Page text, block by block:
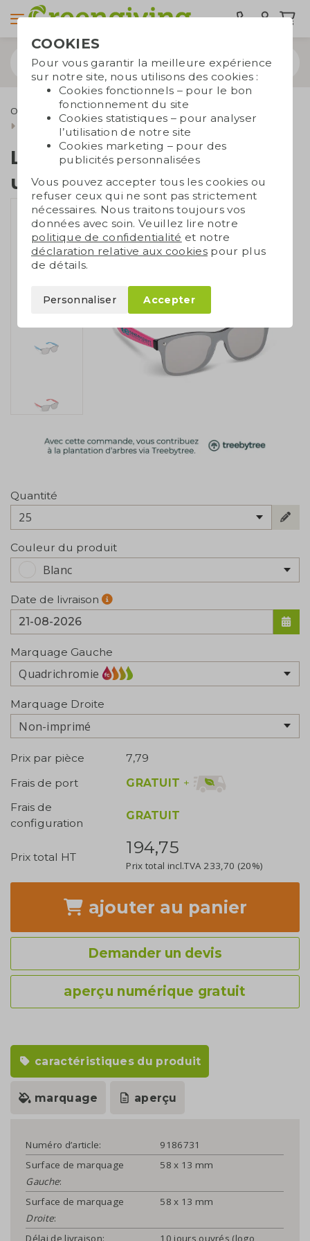
Outdoor & Loisirs
Lunettes de soleil
Lunettes de soleil avec uni-lentilles UV400
Lunettes de soleil avec
uni-lentilles UV400
Quantité
25
Couleur du produit
Blanc
Date de livraison
Marquage Gauche
Quadrichromie
Marquage Droite
Non-imprimé
Prix par pièce
7,79
Frais de port
GRATUIT +
Frais de
configuration
GRATUIT
Prix total HT 194,75
Prix total incl.TVA 233,70 (20%)
ajouter au panier
Demander un devis
aperçu numérique gratuit
caractéristiques du produit
marquage aperçu
Numéro d’article:
9186731
Surface de marquage
Gauche:
58 x 13 mm
Surface de marquage
Droite:
58 x 13 mm
Délai de livraison: 10 jours ouvrés (logo
COOKIES
Pour vous garantir la meilleure expérience
sur notre site, nous utilisons des cookies :
Cookies fonctionnels – pour le bon
fonctionnement du site
Cookies statistiques – pour analyser
l’utilisation de notre site
Cookies marketing – pour des
publicités personnalisées
Vous pouvez accepter tous les cookies ou
refuser ceux qui ne sont pas strictement
nécessaires. Nous traitons toujours vos
données avec soin. Veuillez lire notre
politique de confidentialité et notre
déclaration relative aux cookies pour plus
de détails.
Personnaliser Accepter